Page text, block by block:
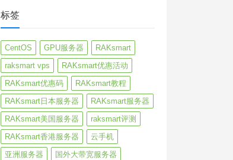
标签
CentOS GPU服务器
RAKsmart
raksmart vps
RAKsmart优惠活动
RAKsmart优惠码
RAKsmart教程
RAKsmart日本服务器
RAKsmart服务器
RAKsmart美国服务器
raksmart评测
RAKsmart香港服务器
云手机
亚洲服务器
国外大带宽服务器